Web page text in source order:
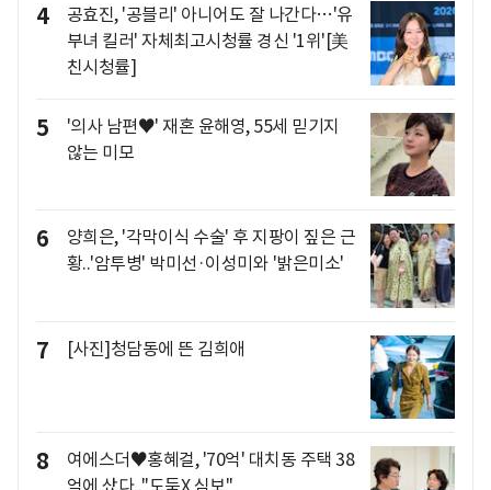
4
공효진, '공블리' 아니어도 잘 나간다…'유
부녀 킬러' 자체최고시청률 경신 '1위'[美
친시청률]
5
'의사 남편♥' 재혼 윤해영, 55세 믿기지
않는 미모
6
양희은, '각막이식 수술' 후 지팡이 짚은 근
황..'암투병' 박미선·이성미와 '밝은미소'
7 [사진]청담동에 뜬 김희애
8
여에스더♥홍혜걸, '70억' 대치동 주택 38